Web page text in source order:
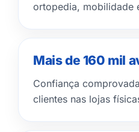
ortopedia, mobilidade
Mais de 160 mil
Confiança
clientes nas lojas